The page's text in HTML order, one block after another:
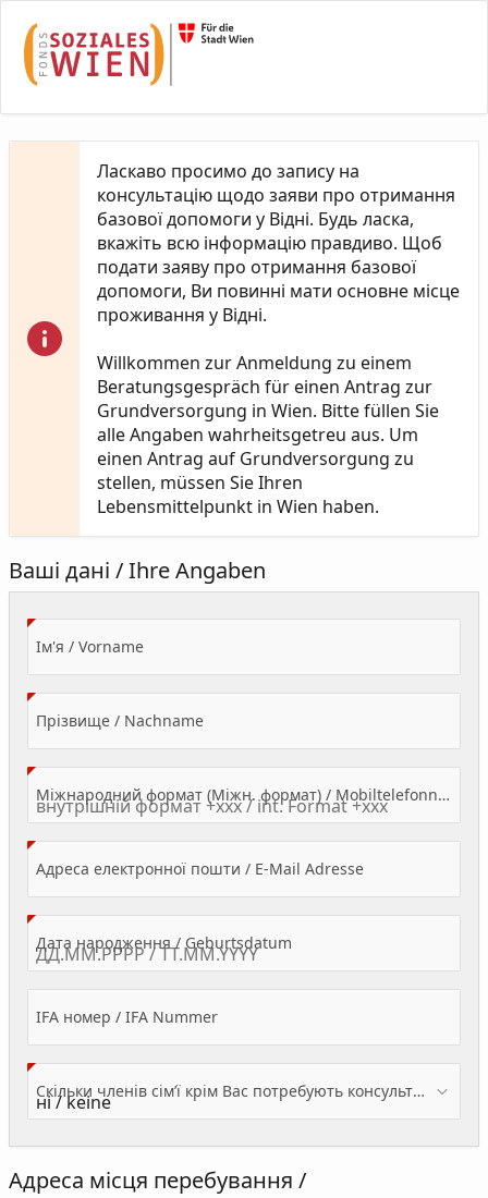
Ласкаво просимо до запису на
консультацію щодо заяви про отримання
базової допомоги у Відні. Будь ласка,
вкажіть всю інформацію правдиво. Щоб
подати заяву про отримання базової
допомоги, Ви повинні мати основне місце
проживання у Відні.
Willkommen zur Anmeldung zu einem
Beratungsgespräch für einen Antrag zur
Grundversorgung in Wien. Bitte füllen Sie
alle Angaben wahrheitsgetreu aus. Um
einen Antrag auf Grundversorgung zu
stellen, müssen Sie Ihren
Lebensmittelpunkt in Wien haben.
Ваші дані / Ihre Angaben
Ім'я / Vorname(Value Required)
Прізвище / Nachname(Value Required)
Міжнародний формат (Міжн. формат) / Mobiltelefonnummer
Адреса електронної пошти / E-Mail Adresse(Value Required)
Дата народження / Geburtsdatum
IFA номер / IFA Nummer
Скільки членів сім’ї крім Вас потребують консультації? / Wieviele Familienmitglieder brauchen Beratung - zusätzlich zu Ihnen?
Адреса місця перебування /